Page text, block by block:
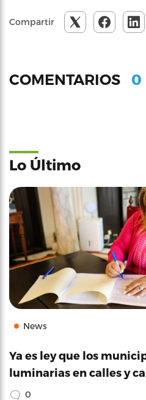
Compartir
COMENTARIOS 0
Lo Último
News
Ya es ley que los
luminarias en calles y
0